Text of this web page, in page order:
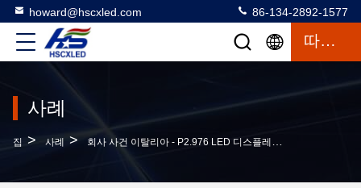
howard@hscxled.com 86-134-2892-1577
따옴표
사례
집 > 사례 > 회사 사건 이탈리아 - P2.976 LED 디스플레이 화면/경기장 LED 디스플레이/스포츠 LED 디스플레이 화면